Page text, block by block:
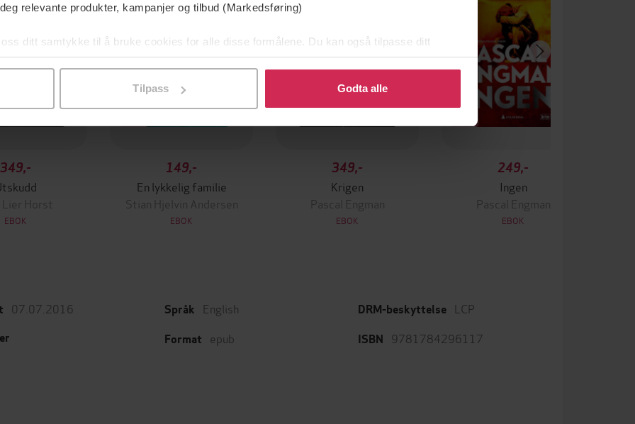
relevante produkter, kampanjer og tilbud (Markedsføring)
ditt samtykke til å bruke cookies for alle disse formålene. Du kan også tilpasse ditt
ved å klikke på «Tilpass». Du kan når som helst trekke tilbake eller endre ditt samtykke.
Tilpass Godta alle
349,-
Lier Horst
EBOK
149,-
En lykkelig familie
Stian Hjelvin Andersen
EBOK
349,-
Krigen
Pascal Engman
EBOK
249,-
Ingen
Pascal Engman
EBOK
07.07.2016 Språk English
Format epub
DRM-beskyttelse LCP
ISBN 9781784296117